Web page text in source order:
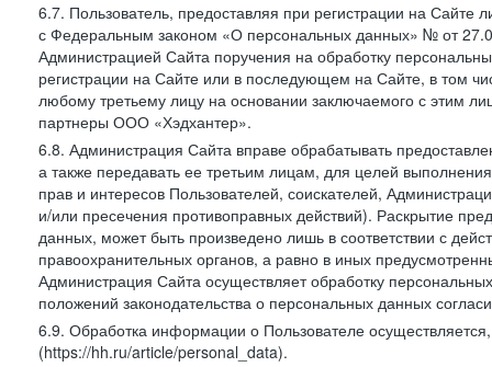
6.7. Пользователь, предоставляя при регистрации на
с Федеральным законом «О персональных данных» № от
Администрацией Сайта поручения на обработку
регистрации на Сайте или в последующем на Сайте, в том
любому третьему лицу на основании заключаемого с этим
партнеры ООО «Хэдхантер».
6.8. Администрация Сайта вправе обрабатывать
а также передавать ее третьим лицам, для целей
прав и интересов Пользователей, соискателей,
и/или пресечения противоправных действий). Раскрытие
данных, может быть произведено лишь в соответствии с
правоохранительных органов, а равно в иных
Администрация Сайта осуществляет обработку
положений законодательства о персональных данных
6.9. Обработка информации о Пользователе
(https://hh.ru/article/personal_data).